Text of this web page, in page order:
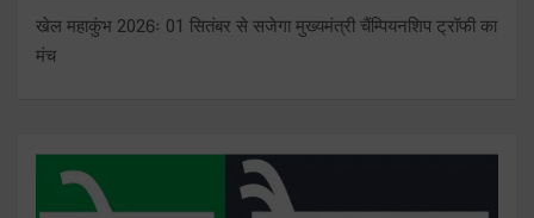
खेल महाकुंभ 2026ः 01 सितंबर से सजेगा मुख्यमंत्री चैंम्पियनशिप ट्रॉफी का
मंच